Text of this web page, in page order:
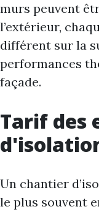
murs peuvent
l’extérieur,
différent sur la
performances
façade.
Tarif des
Un chantier
le plus souvent